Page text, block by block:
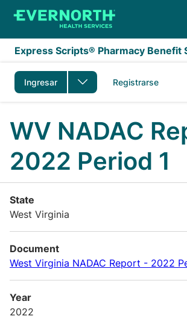
Saltar al contenido principal
Express Scripts® Pharmacy Benefit
Ingresar Registrarse
WV NADAC
2022 Period 1
State
West Virginia
Document
West Virginia NADAC Report - 2022
Year
2022